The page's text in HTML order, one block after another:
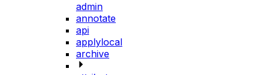
admin
annotate
api
applylocal
archive